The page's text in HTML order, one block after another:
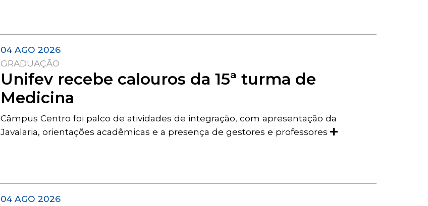
04 AGO 2026
GRADUAÇÃO
Unifev recebe calouros da 15ª turma de
Medicina
Câmpus Centro foi palco de atividades de integração, com apresentação da
Javalaria, orientações acadêmicas e a presença de gestores e professores
04 AGO 2026